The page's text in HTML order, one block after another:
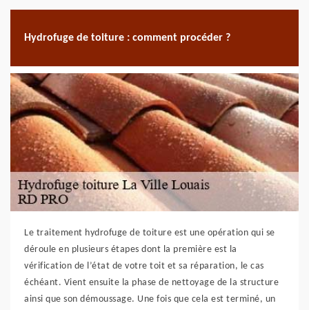
Hydrofuge de toiture : comment procéder ?
Le traitement hydrofuge de toiture est une opération qui se
déroule en plusieurs étapes dont la première est la
vérification de l’état de votre toit et sa réparation, le cas
échéant. Vient ensuite la phase de nettoyage de la structure
ainsi que son démoussage. Une fois que cela est terminé, un